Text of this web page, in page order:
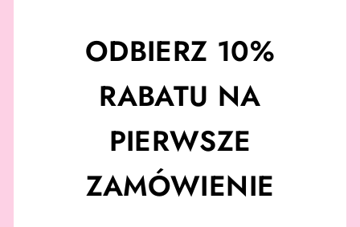
ODBIERZ 10%
RABATU NA
PIERWSZE
ZAMÓWIENIE